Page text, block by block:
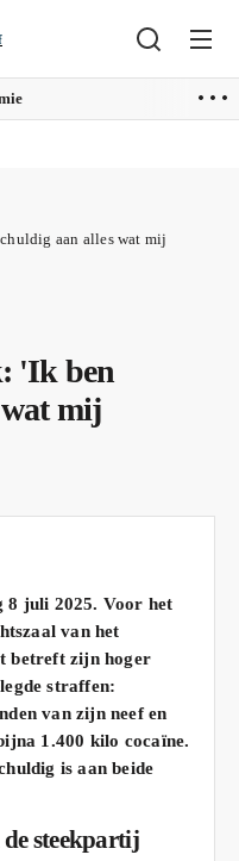
aan alles wat mij
'Ik ben
mij
8 juli 2025. Voor het
van het
betreft zijn hoger
straffen:
van zijn neef en
1.400 kilo cocaïne.
is aan beide
steekpartij